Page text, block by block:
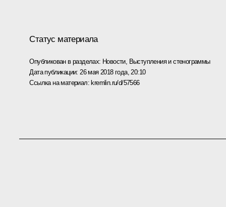
Статус материала
Опубликован в разделах: Новости, Выступления и стенограммы
Дата публикации: 26 мая 2018 года, 20:10
Ссылка на материал: kremlin.ru/d/57566